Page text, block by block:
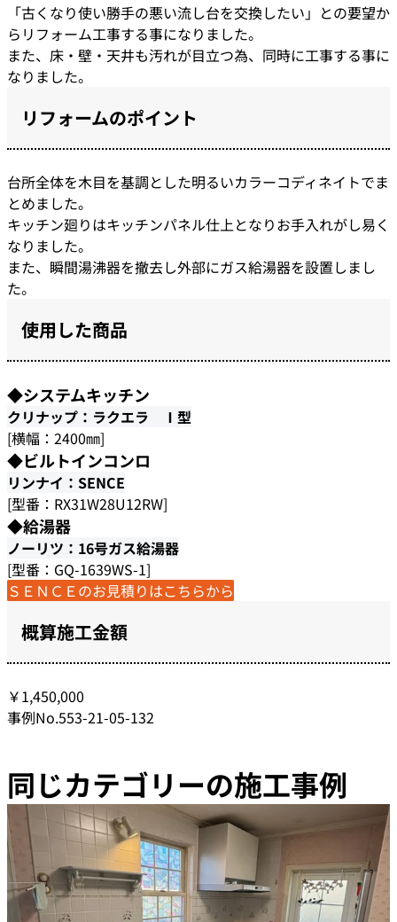
「古くなり使い勝手の悪い流し台を交換したい」との要望か
らリフォーム工事する事になりました。
また、床・壁・天井も汚れが目立つ為、同時に工事する事に
なりました。
リフォームのポイント
台所全体を木目を基調とした明るいカラーコディネイトでま
とめました。
キッチン廻りはキッチンパネル仕上となりお手入れがし易く
なりました。
また、瞬間湯沸器を撤去し外部にガス給湯器を設置しまし
た。
使用した商品
◆システムキッチン
クリナップ：ラクエラ Ⅰ型
[横幅：2400㎜]
◆ビルトインコンロ
リンナイ：SENCE
[型番：RX31W28U12RW]
◆給湯器
ノーリツ：16号ガス給湯器
[型番：GQ-1639WS-1]
ＳＥＮＣＥのお見積りはこちらから
概算施工金額
￥1,450,000
事例No.553-21-05-132
同じカテゴリーの施工事例